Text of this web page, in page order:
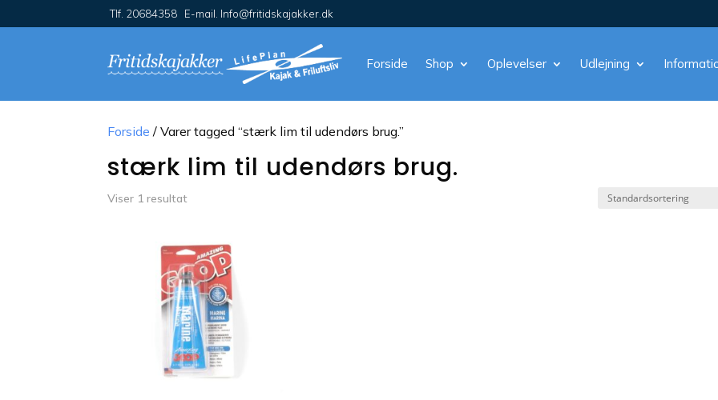
Tlf. 20684358 E-mail. Info@fritidskajakker.dk
Forside Shop Oplevelser Udlejning
Forside / Varer tagged “stærk lim til udendørs brug.”
stærk lim til udendørs brug.
Viser 1 resultat